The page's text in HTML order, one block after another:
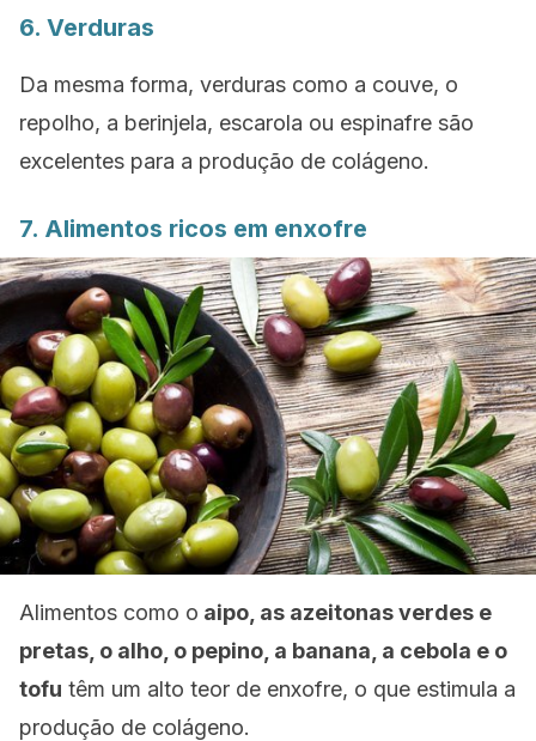
6. Verduras
Da mesma forma, verduras como a couve, o
repolho, a berinjela, escarola ou espinafre são
excelentes para a produção de colágeno.
7. Alimentos ricos em enxofre
Alimentos como o aipo, as azeitonas verdes e
pretas, o alho, o pepino, a banana, a cebola e o
tofu têm um alto teor de enxofre, o que estimula a
produção de colágeno.